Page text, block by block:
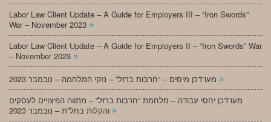
Labor Law Client Update – A Guide for Employers III – “Iron Swords”
War – November 2023 »
Labor Law Client Update – A Guide for Employers II – “Iron Swords” War
– November 2023 »
»
מעו”דכן יחסי עבודה – מלחמת “חרבות ברזל” – מתווה הפיצויים לעסקים
»